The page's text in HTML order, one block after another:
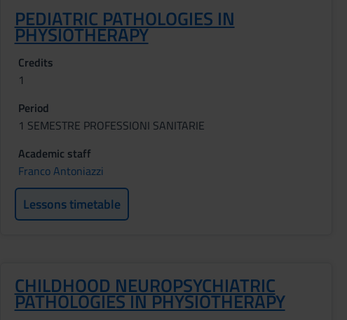
PEDIATRIC PATHOLOGIES IN
PHYSIOTHERAPY
Credits
1
Period
1 SEMESTRE PROFESSIONI SANITARIE
Academic staff
Franco Antoniazzi
Lessons timetable
CHILDHOOD NEUROPSYCHIATRIC
PATHOLOGIES IN PHYSIOTHERAPY